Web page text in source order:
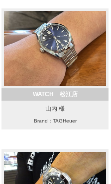
WATCH 松江店
山内 様
Brand：TAGHeuer